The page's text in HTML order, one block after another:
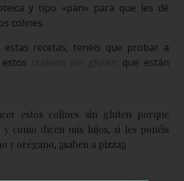
y tipo «pan» para que les dé
colines.
recetas, tenéis que probar a
crakers sin gluten que están
estos colines sin gluten porque
y como dicen mis hijos, si les ponéis
y orégano, ¡¡saben a pizza¡¡